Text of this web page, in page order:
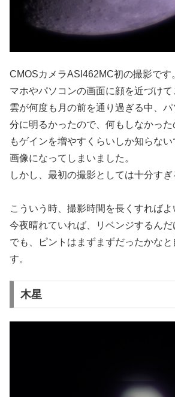
CMOSカメラASI462MC初の撮影です
マホやパソコンの画面に顔を近づけて
雲が何度も月の前を通り過ぎる中、
分に明るかったので、何もしなかっ
もゲインを増やすくらいしか知らな
画像になってしまいました。
しかし、最初の撮影としては十分すぎ
こういう時、撮影時間を長くすればよ
今夜晴れていれば、リベンジするんだ
でも、ピントはまずまずだったかなと
す。
木星